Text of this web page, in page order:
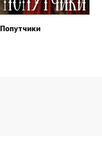
Попутчики